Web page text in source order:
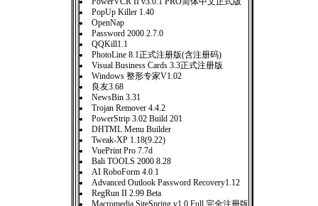
PopUp Killer 1.40
OpenNap
Password 2000 2.7.0
QQKill1.1
PhotoLine 8.1正式注册版(含注册码)
Visual Business Cards 3.3正式注册版
Windows 整形专家V1.02
良友3.68
NewsBin 3.31
Trojan Remover 4.4.2
PowerStrip 3.02 Build 201
DHTML Menu Builder
Tweak-XP 1.18(9.22)
VuePrint Pro 7.7d
Bali TOOLS 2000 8.28
AI RoboForm 4.0.1
Advanced Outlook Password Recovery1.12
RegRun II 2.99 Beta
Macromedia SiteSpring v1.0 Full 完全注册版